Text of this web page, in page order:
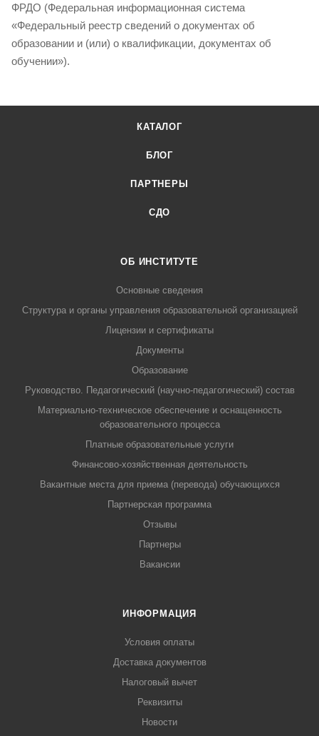
ФРДО (Федеральная информационная система
«Федеральный реестр сведений о документах об
образовании и (или) о квалификации, документах об
обучении»).
КАТАЛОГ
БЛОГ
ПАРТНЕРЫ
СДО
ОБ ИНСТИТУТЕ
Основные сведения
Структура и органы управления образовательной организацией
Лицензии и сертификаты
Документы
Образование
Руководство. Педагогический (научно-педагогический) состав
Материально-техническое обеспечение и оснащенность
образовательного процесса
Платные образовательные услуги
Финансово-хозяйственная деятельность
Вакантные места для приема (перевода) обучающихся
Партнерская программа
Отзывы
Партнеры
Вакансии
ИНФОРМАЦИЯ
Условия оплаты
Доставка документов
Налоговый вычет
Реквизиты
Новости